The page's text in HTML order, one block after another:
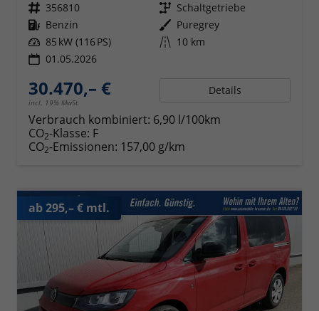
Fahrzeugnr. 356810 Getriebe Schaltgetriebe
Kraftstoff Benzin Außenfarbe Puregrey
Leistung 85 kW (116 PS) Kilometerstand 10 km
01.05.2026
30.470,– €
incl. 19% MwSt.
Details
Verbrauch kombiniert: 6,90 l/100km
CO2-Klasse: F
CO2-Emissionen: 157,00 g/km
ab 295,– € mtl.